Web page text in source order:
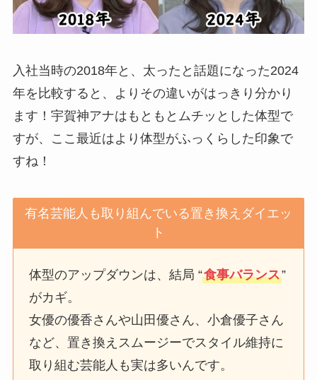
入社当時の2018年と、太ったと話題になった2024
年を比較すると、よりその違いがはっきり分かり
ます！宇賀神アナはもともとムチッとした体型で
すが、ここ最近はより体型がふっくらした印象で
すね！
有名芸能人も取り組んでいる置き換えダイエッ
ト
体型のアップダウンは、結局 “食事バランス”
がカギ。
女優の優香さんや山田優さん、小倉優子さん
など、置き換えスムージーでスタイル維持に
取り組む芸能人も実は多いんです。